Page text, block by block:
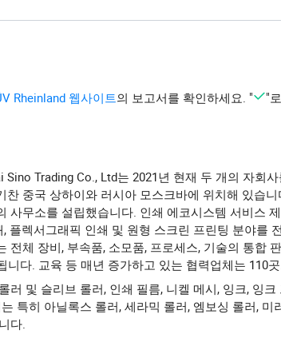
Rheinland 웹사이트의 보고서를 확인하세요. "
"
Sino Trading Co., Ltd는 2021년 현재 두 개의 자회사
찬 중국 상하이와 러시아 모스크바에 위치해 있습니
사무소를 설립했습니다. 인쇄 에코시스템 서비스
플렉서그래픽 인쇄 및 원형 스크린 프린팅 분야를
전체 장비, 부속품, 소모품, 프로세스, 기술의 통합
니다. 교육 등 매년 증가하고 있는 협력업체는 110
러 및 슬리브 롤러, 인쇄 필름, 니켈 메시, 잉크, 잉크
특히 아닐록스 롤러, 세라믹 롤러, 엠보싱 롤러, 미
다.